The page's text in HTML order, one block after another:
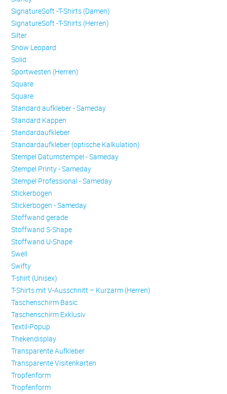
SignatureSoft -T-Shirts (Damen)
SignatureSoft -T-Shirts (Herren)
Silter
Snow Leopard
Solid
Sportwesten (Herren)
Square
Square
Standard aufkleber - Sameday
Standard Kappen
Standardaufkleber
Standardaufkleber (optische Kalkulation)
Stempel Datumstempel - Sameday
Stempel Printy - Sameday
Stempel Professional - Sameday
Stickerbogen
Stickerbogen - Sameday
Stoffwand gerade
Stoffwand S-Shape
Stoffwand U-Shape
Swell
Swifty
T-shirt (Unisex)
T-Shirts mit V-Ausschnitt – Kurzarm (Herren)
Taschenschirm Basic
Taschenschirm Exklusiv
Textil-Popup
Thekendisplay
Transparente Aufkleber
Transparente Visitenkarten
Trop­fen­form
Trop­fen­form